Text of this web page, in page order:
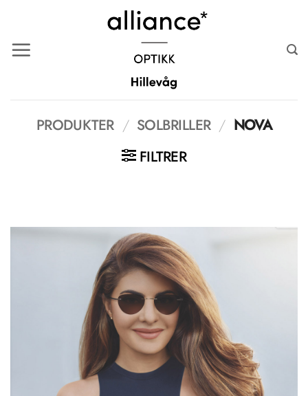
content
PRODUKTER / SOLBRILLER / NOVA
FILTRER